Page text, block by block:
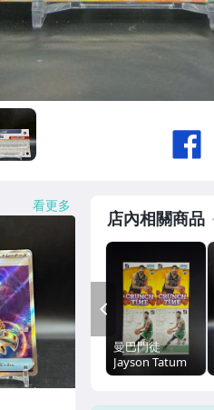
店內相關商品
曼巴門徒
Jayson Tatum
Donruss 戰術版
PREV
看更多